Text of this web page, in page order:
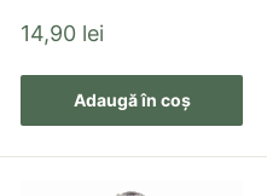
Pret
redus
14,90 lei
Adaugă în coș